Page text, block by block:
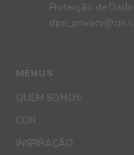
MENUS
QUEM SOMOS
COR
INSPIRAÇÃO
Protecção de